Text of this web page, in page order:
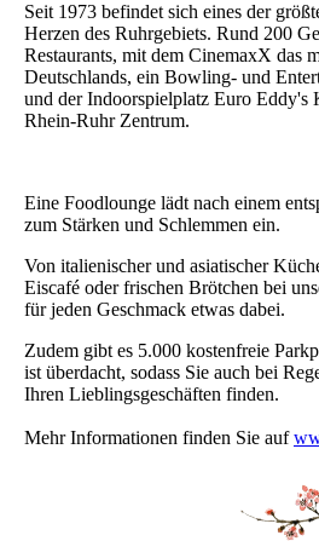
Seit 1973 befindet sich eines der
Herzen des Ruhrgebiets. Rund 200
Restaurants, mit dem CinemaxX das
Deutschlands, ein Bowling- und
und der Indoorspielplatz Euro
Rhein-Ruhr Zentrum.
Eine Foodlounge lädt nach einem
zum Stärken und Schlemmen ein.
Von italienischer und asiatischer
Eiscafé oder frischen Brötchen bei
für jeden Geschmack etwas dabei.
Zudem gibt es 5.000 kostenfreie
ist überdacht, sodass Sie auch bei
Ihren Lieblingsgeschäften finden.
Mehr Informationen finden Sie auf